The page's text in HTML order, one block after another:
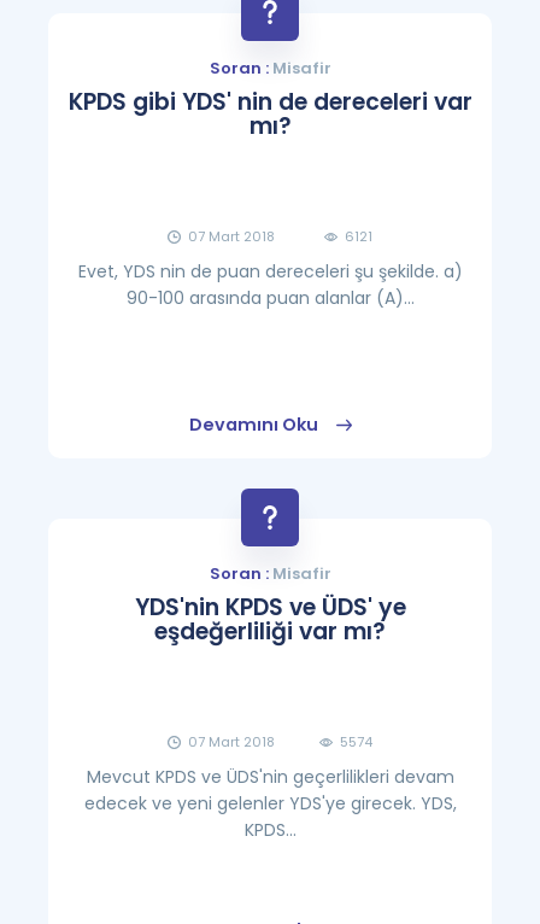
Soran :Misafir
KPDS gibi YDS' nin de dereceleri var
mı?
07 Mart 2018 6121
Evet, YDS nin de puan dereceleri şu şekilde. a)
90-100 arasında puan alanlar (A)...
Devamını Oku
Soran :Misafir
YDS'nin KPDS ve ÜDS' ye
eşdeğerliliği var mı?
07 Mart 2018 5574
Mevcut KPDS ve ÜDS'nin geçerlilikleri devam
edecek ve yeni gelenler YDS'ye girecek. YDS,
KPDS...